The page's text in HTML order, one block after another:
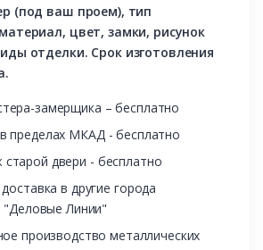
(под ваш проем), тип
цвет, замки, рисунок
отделки. Срок изготовления
замерщика – бесплатно
пределах МКАД - бесплатно
двери - бесплатно
в другие города
"Деловые Линии"
производство металлических